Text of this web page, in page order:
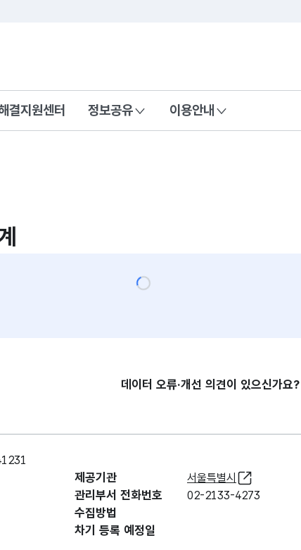
결지원센터 정보공유 이용안내
데이터 오류·개선 의견이 있으신가요?
제공기관 서울특별시
관리부서 전화번호 02-2133-4273
수집방법
차기 등록 예정일